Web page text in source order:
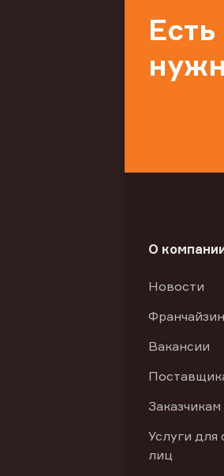
О
Новости
Вакансии
Заказчикам
Услуги для
лиц